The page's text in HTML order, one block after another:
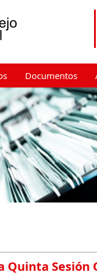
Documentos
Quinta Sesión